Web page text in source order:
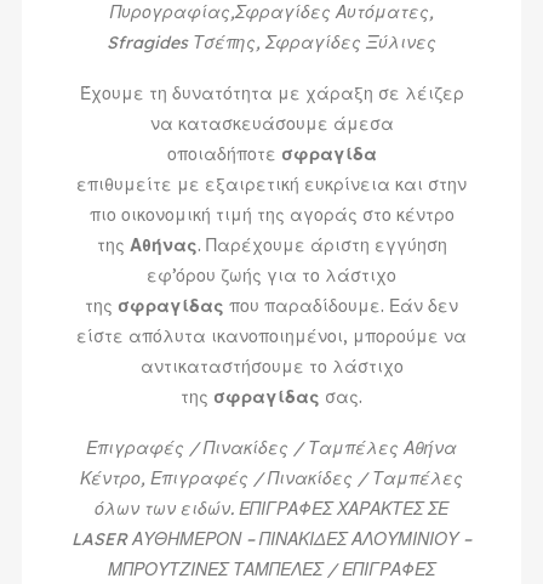
Πυρογραφίας,Σφραγίδες Αυτόματες,
Sfragides Τσέπης, Σφραγίδες Ξύλινες
Έχουμε τη δυνατότητα με χάραξη σε λέιζερ
να κατασκευάσουμε άμεσα
οποιαδήποτε σφραγίδα
επιθυμείτε με εξαιρετική ευκρίνεια και στην
πιο οικονομική τιμή της αγοράς στο κέντρο
της Αθήνας. Παρέχουμε άριστη εγγύηση
εφ’όρου ζωής για το λάστιχο
της σφραγίδας που παραδίδουμε. Εάν δεν
είστε απόλυτα ικανοποιημένοι, μπορούμε να
αντικαταστήσουμε το λάστιχο
της σφραγίδας σας.
Επιγραφές / Πινακίδες / Ταμπέλες Αθήνα
Κέντρο, Επιγραφές / Πινακίδες / Ταμπέλες
όλων των ειδών. ΕΠΙΓΡΑΦΕΣ ΧΑΡΑΚΤΕΣ ΣΕ
LASER ΑΥΘΗΜΕΡΟΝ – ΠΙΝΑΚΙΔΕΣ ΑΛΟΥΜΙΝΙΟΥ –
ΜΠΡΟΥΤΖΙΝΕΣ ΤΑΜΠΕΛΕΣ / ΕΠΙΓΡΑΦΕΣ